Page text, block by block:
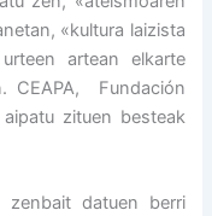
«kultura laizista
artean elkarte
CEAPA, Fundación
zituen besteak
zenbait datuen berri